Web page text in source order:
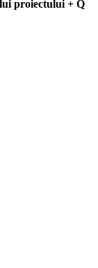
proiectului + Q